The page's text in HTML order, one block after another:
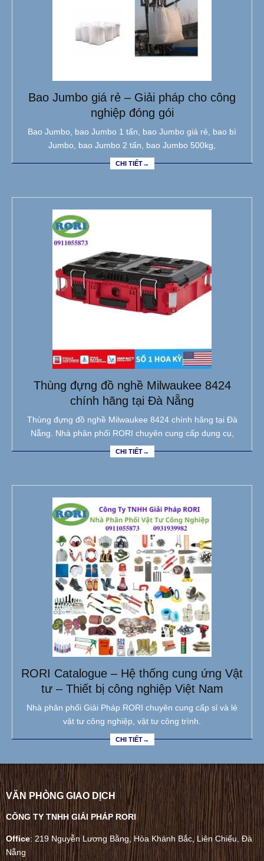
Bao Jumbo giá rẻ – Giải pháp cho công
nghiệp đóng gói
Bao Jumbo, bao Jumbo 1 tấn, bao Jumbo giá rẻ, bao bì
Jumbo, bao Jumbo 2 tấn, bao Jumbo 500kg,
CHI TIẾT→
Thùng đựng đồ nghề Milwaukee 8424
chính hãng tại Đà Nẵng
Thùng đựng đồ nghề Milwaukee 8424 chính hãng tại Đà
Nẵng. Nhà phân phối RORI chuyên cung cấp dụng cụ,
CHI TIẾT→
RORI Catalogue – Hệ thống cung ứng Vật
tư – Thiết bị công nghiệp Việt Nam
Nhà phân phối Giải Pháp RORI chuyên cung cấp sỉ và lẻ
vật tư công nghiệp, vật tư công trình.
CHI TIẾT→
VĂN PHÒNG GIAO DỊCH
CÔNG TY TNHH GIẢI PHÁP RORI
Office: 219 Nguyễn Lương Bằng, Hòa Khánh Bắc, Liên Chiểu, Đà
Nẵng